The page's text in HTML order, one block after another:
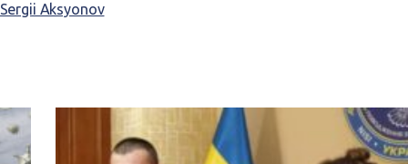
Sergii Aksyonov